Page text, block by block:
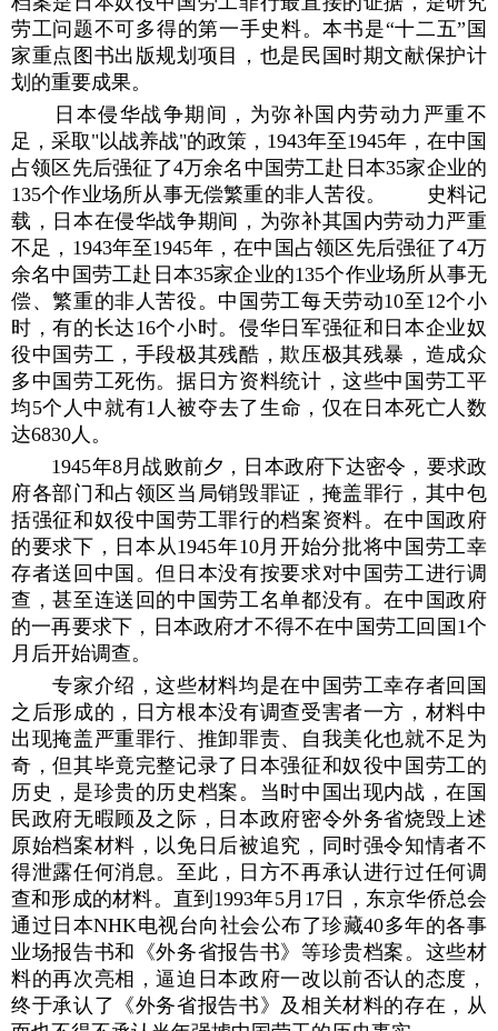
劳工问题不可多得的第一手史料。本书是“十二五”国
家重点图书出版规划项目，也是民国时期文献保护计
划的重要成果。
日本侵华战争期间，为弥补国内劳动力严重不
足，采取"以战养战"的政策，1943年至1945年，在中国
占领区先后强征了4万余名中国劳工赴日本35家企业的
135个作业场所从事无偿繁重的非人苦役。 史料记
载，日本在侵华战争期间，为弥补其国内劳动力严重
不足，1943年至1945年，在中国占领区先后强征了4万
余名中国劳工赴日本35家企业的135个作业场所从事无
偿、繁重的非人苦役。中国劳工每天劳动10至12个小
时，有的长达16个小时。侵华日军强征和日本企业奴
役中国劳工，手段极其残酷，欺压极其残暴，造成众
多中国劳工死伤。据日方资料统计，这些中国劳工平
均5个人中就有1人被夺去了生命，仅在日本死亡人数
达6830人。
1945年8月战败前夕，日本政府下达密令，要求政
府各部门和占领区当局销毁罪证，掩盖罪行，其中包
括强征和奴役中国劳工罪行的档案资料。在中国政府
的要求下，日本从1945年10月开始分批将中国劳工幸
存者送回中国。但日本没有按要求对中国劳工进行调
查，甚至连送回的中国劳工名单都没有。在中国政府
的一再要求下，日本政府才不得不在中国劳工回国1个
月后开始调查。
专家介绍，这些材料均是在中国劳工幸存者回国
之后形成的，日方根本没有调查受害者一方，材料中
出现掩盖严重罪行、推卸罪责、自我美化也就不足为
奇，但其毕竟完整记录了日本强征和奴役中国劳工的
历史，是珍贵的历史档案。当时中国出现内战，在国
民政府无暇顾及之际，日本政府密令外务省烧毁上述
原始档案材料，以免日后被追究，同时强令知情者不
得泄露任何消息。至此，日方不再承认进行过任何调
查和形成的材料。直到1993年5月17日，东京华侨总会
通过日本NHK电视台向社会公布了珍藏40多年的各事
业场报告书和《外务省报告书》等珍贵档案。这些材
料的再次亮相，逼迫日本政府一改以前否认的态度，
终于承认了《外务省报告书》及相关材料的存在，从